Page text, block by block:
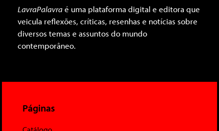
LavraPalavraé uma plataforma digital e editora que
veicula reflexões, críticas, resenhas e notícias sobre
diversos temas e assuntos do mundo
contemporâneo.
Páginas